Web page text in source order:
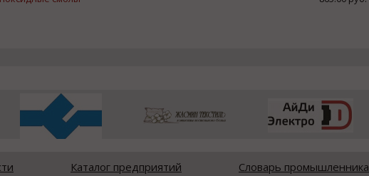
Каталог предприятий Словарь промышленника